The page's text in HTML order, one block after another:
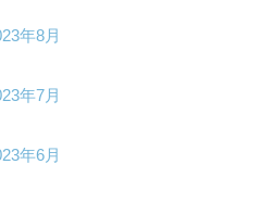
年8月
年7月
年6月